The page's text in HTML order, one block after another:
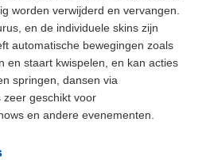
worden verwijderd en vervangen.
en de individuele skins zijn
automatische bewegingen zoals
en staart kwispelen, en kan acties
springen, dansen via
zeer geschikt voor
en andere evenementen.